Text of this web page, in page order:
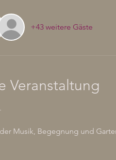
+43 weitere Gäste
Veranstaltung
Musik, Begegnung und